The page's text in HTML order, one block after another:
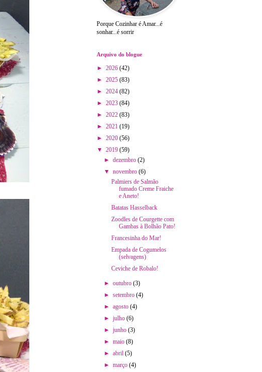
Porque Cozinhar é Amar...é
sonhar...é sorrir
Arquivo do blogue
► 2026 (42)
► 2025 (83)
► 2024 (82)
► 2023 (84)
► 2022 (83)
► 2021 (19)
► 2020 (56)
▼ 2019 (59)
► dezembro (2)
▼ novembro (6)
Palmiers de Salmão
fumado Creme Fraiche
e Aneto!
Batatas Hasselback
Zoodles de Courgette com
Gambas à Bolhão Pato!
Francesinha do Mar!
Empada de Cogumelos
(selvagens)
Ceviche de Robalo!
► outubro (3)
► setembro (4)
► agosto (4)
► julho (6)
► junho (3)
► maio (8)
► abril (5)
► março (4)